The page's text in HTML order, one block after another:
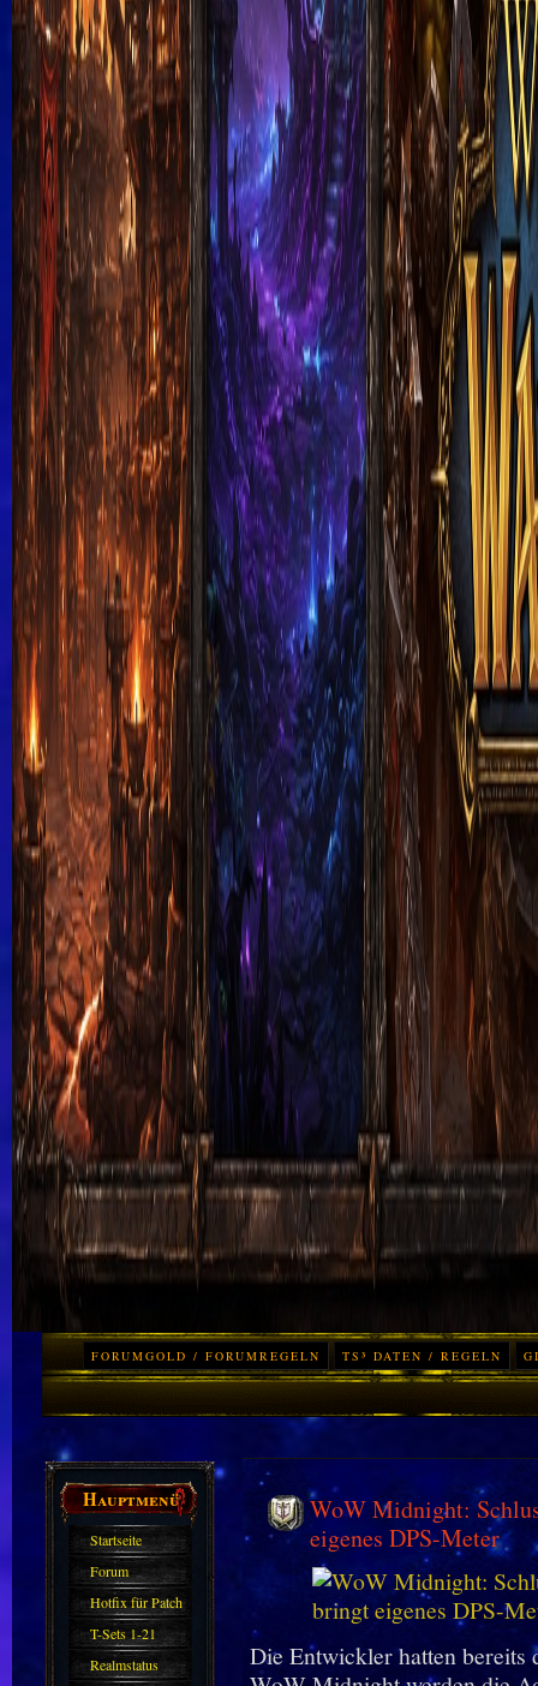
FORUMGOLD / FORUMREGELN TS³ DATEN / REGELN
Hauptmenü
Startseite
Forum
Hotfix für Patch
11.X
T-Sets 1-21
Realmstatus
WoW Midnight:
eigenes DPS-Meter
Die Entwickler hatten bereits